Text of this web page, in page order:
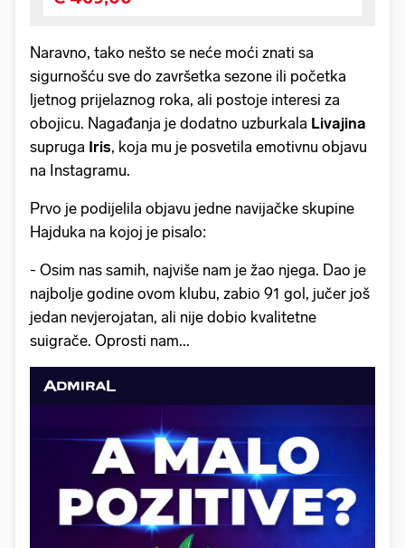
Naravno, tako nešto se neće moći znati sa
sigurnošću sve do završetka sezone ili početka
ljetnog prijelaznog roka, ali postoje interesi za
obojicu. Nagađanja je dodatno uzburkala Livajina
supruga Iris, koja mu je posvetila emotivnu objavu
na Instagramu.
Prvo je podijelila objavu jedne navijačke skupine
Hajduka na kojoj je pisalo:
- Osim nas samih, najviše nam je žao njega. Dao je
najbolje godine ovom klubu, zabio 91 gol, jučer još
jedan nevjerojatan, ali nije dobio kvalitetne
suigrače. Oprosti nam...